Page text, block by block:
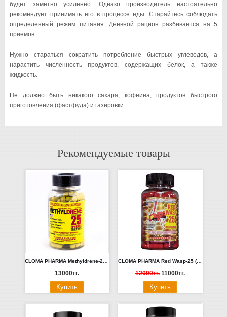
будет заметно усиленно. Однако производитель настоятельно
рекомендует принимать его в процессе еды. Старайтесь соблюдать
определенный режим питания. Дневной рацион разбивается на 5
приемов.
Нужно стараться сократить потребление быстрых углеводов, а
нарастить численность продуктов, содержащих белок, а также
жидкость.
Не должно быть никакого сахара, кофеина, продуктов быстрого
приготовления (фастфуда) и газировки.
Рекомендуемые товары
13000тг.
CLOMA PHARMA Red Wasp-25 (75caps)
12000тг. 11000тг.